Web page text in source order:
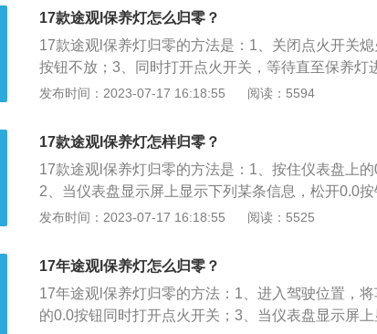
途观l采用了定速巡航系统、上坡辅助和自动巡航系
观l的具体介绍：1、是大众汽车推出的首款国产智能
1.4T，2.0T，其中2.0T版本的大众途观，最大车身
8km/h，百公里加速为8.8S。
17款途观l保养灯怎么归零？
17款途观l保养灯归零的方法是：1、关闭点火开关
按钮不放；3、同时打开点火开关，等待直至保养灯
20秒内，按压一次左键菜单按钮确认复位即可。17
发动机最大功率是132kw，最大扭矩是300nm，与其
发布时间：2023-07-17 16:18:55 阅读：5594
17款途观l保养灯怎样归零？
17款途观l保养灯归零的方法是：1、按住仪表盘上的
2、当仪表盘显示屏上显示下列某条信息，松开0.0
可。17款途观l是一款中型5门5座suv，其车身尺寸是
离合变速箱，最大功率是132千瓦，最大扭矩是300牛
发布时间：2023-07-17 16:18:55 阅读：5525
17年途观l保养灯怎么归零？
17年途观l保养灯归零的方法：1、进入驾驶位置，
的0.0按钮同时打开点火开关；3、当仪表盘显示屏